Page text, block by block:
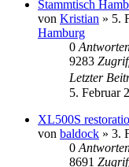
Stammtisch
von Kristian » 5.
Hamburg
0
9283
Letzter
5. Februar
XL500S
von baldock » 3.
0
8691